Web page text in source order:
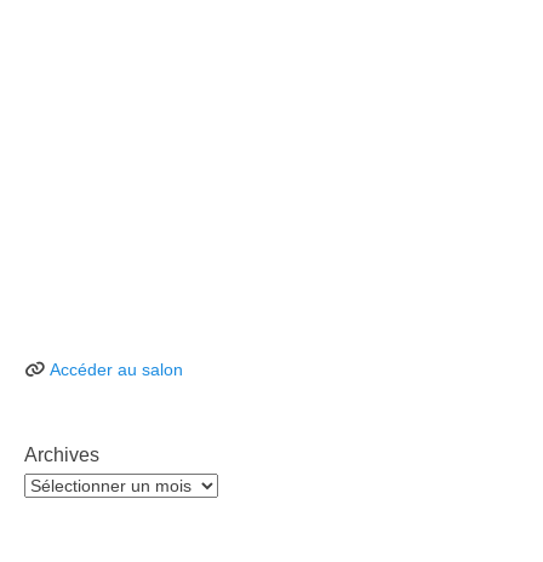
Accéder au salon
Archives
Archives